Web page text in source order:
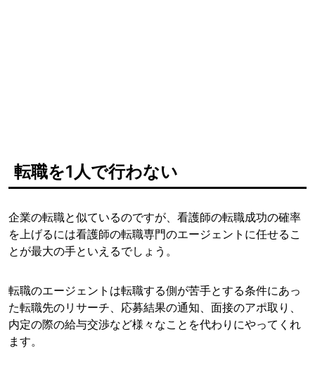
転職を1人で行わない
企業の転職と似ているのですが、看護師の転職成功の確率
を上げるには看護師の転職専門のエージェントに任せるこ
とが最大の手といえるでしょう。
転職のエージェントは転職する側が苦手とする条件にあっ
た転職先のリサーチ、応募結果の通知、面接のアポ取り、
内定の際の給与交渉など様々なことを代わりにやってくれ
ます。